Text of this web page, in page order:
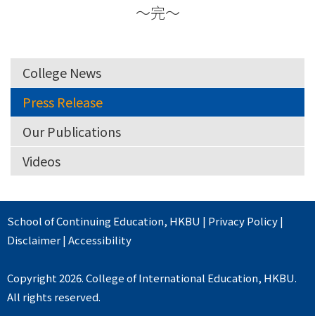
～完～
College News
Press Release
Our Publications
Videos
School of Continuing Education, HKBU | Privacy Policy|
Disclaimer|Accessibility
Copyright 2026. College of International Education, HKBU.
All rights reserved.